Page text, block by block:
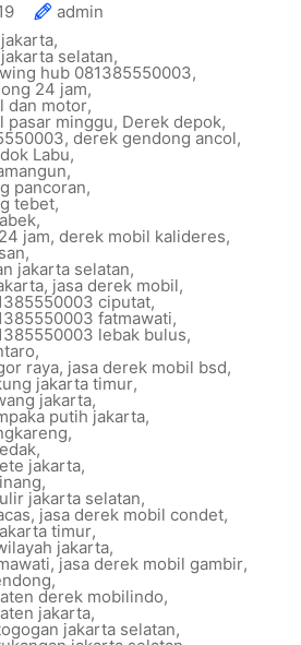
admin
,
selatan,
hub 081385550003,
24 jam,
dan motor,
pasar minggu, Derek depok,
, derek gendong ancol,
Labu,
,
pancoran,
tebet,
,
jam, derek mobil kalideres,
,
jakarta selatan,
, jasa derek mobil,
ciputat,
fatmawati,
lebak bulus,
,
raya, jasa derek mobil bsd,
jakarta timur,
jakarta,
putih jakarta,
,
,
jakarta,
,
jakarta selatan,
, jasa derek mobil condet,
timur,
jakarta,
,jasa derek mobil gambir,
,
derek mobilindo,
jakarta,
jakarta selatan,